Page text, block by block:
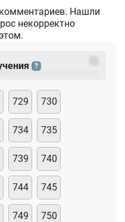
Нашли
некорректно
?
729 730
734 735
739 740
744 745
749 750